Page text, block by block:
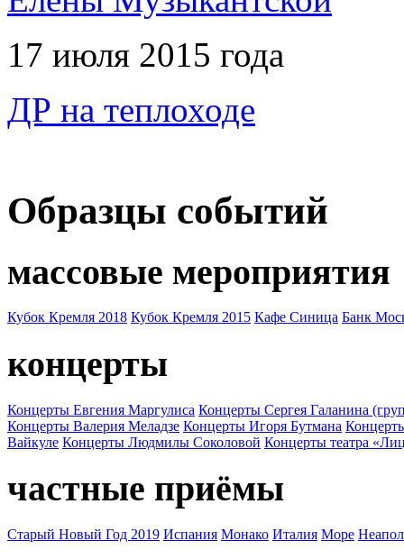
17 июля 2015 года
ДР на теплоходе
Образцы событий
массовые мероприятия
Кубок Кремля 2018 Кубок Кремля 2015 Кафе Синица Банк
концерты
Концерты Евгения Маргулиса Концерты Сергея Галанина
Концерты Валерия Меладзе Концерты Игоря Бутмана
Вайкуле Концерты Людмилы Соколовой Концерты театра
частные приёмы
Старый Новый Год 2019 Испания Монако Италия Море